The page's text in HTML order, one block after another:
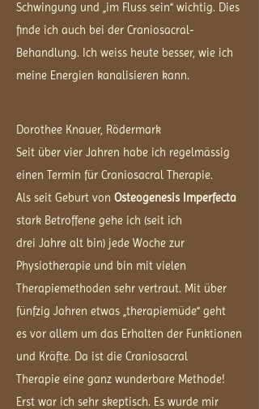
Schwingung und „im Fluss sein“ wichtig. Dies
finde ich auch bei der Craniosacral-
Behandlung. Ich weiss heute besser, wie ich
meine Energien kanalisieren kann.
Dorothee Knauer, Rödermark
Seit über vier Jahren habe ich regelmässig
einen Termin für Craniosacral Therapie.
Als seit Geburt von Osteogenesis Imperfecta
stark Betroffene gehe ich (seit ich
drei Jahre alt bin) jede Woche zur
Physiotherapie und bin mit vielen
Therapiemethoden sehr vertraut. Mit über
fünfzig Jahren etwas „therapiemüde“ geht
es vor allem um das Erhalten der Funktionen
und Kräfte. Da ist die Craniosacral
Therapie eine ganz wunderbare Methode!
Erst war ich sehr skeptisch. Es wurde mir